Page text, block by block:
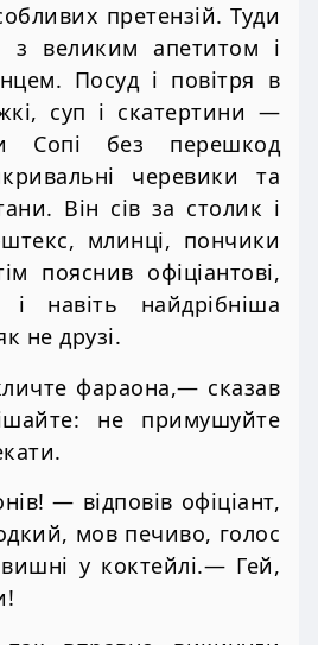
претензій. Туди
з великим апетитом і
Посуд і повітря в
суп і скатертини —
Сопі без перешкод
черевики та
Він сів за столик і
млинці, пончики
пояснив офіціантові,
навіть найдрібніша
не друзі.
фараона,— сказав
не примушуйте
— відповів офіціант,
мов печиво, голос
у коктейлі.— Гей,